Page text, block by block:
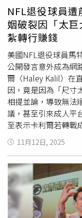
畫短片：《The Girl
《孩子的空睡房》最
Singers》、《Two
「2025中信盃臺日高
與學校組成的北海道
黑豹旗冠軍桃園市平
25日至12月27日假新
入場，進場觀賽有機
Nintendo Switch 2
應援團及Passion
啦隊女孩亦將到場應
方Facebook粉絲專
NFL退役球員
姻破裂因「太
紮轉行賺錢
美國NFL退役球員馬
公開發言意外成為網
爾（Haley Kalil）在
因，竟是因為「尺寸
相提並論，導致無法
議，甚至引來成人平
至表示卡利爾若轉戰
利爾在直播中語出驚
議。根據《每日郵報
莉在直播中直言：
像是全世界只有
很多方法，包含諮商
後還是沒辦法。」模
播中坦言，與前夫離
11月12日, 2025